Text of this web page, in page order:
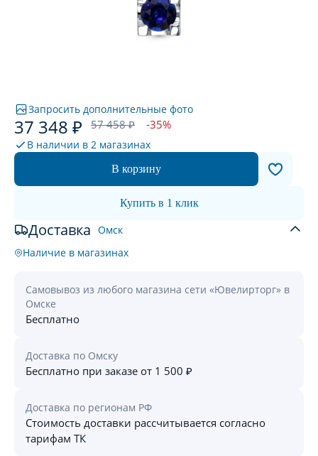
Запросить дополнительные фото
37 348 ₽ 57 458 ₽ -35%
В наличии в 2 магазинах
В корзину
Купить в 1 клик
Доставка Омск
Наличие в магазинах
Самовывоз из любого магазина сети «Ювелирторг» в
Омске
Бесплатно
Доставка по Омску
Бесплатно при заказе от 1 500 ₽
Доставка по регионам РФ
Стоимость доставки рассчитывается согласно
тарифам ТК